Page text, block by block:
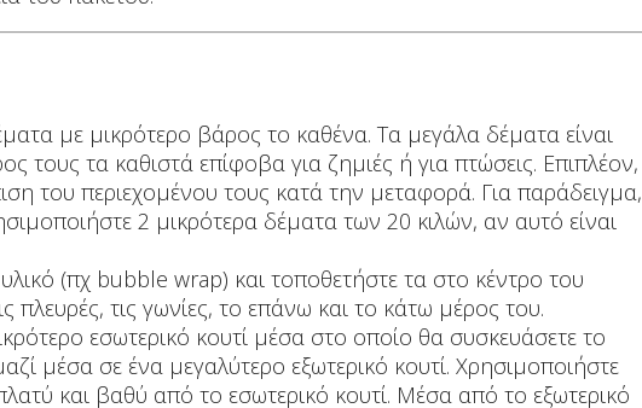
με μικρότερο βάρος το καθένα. Τα μεγάλα δέματα είναι
τα καθιστά επίφοβα για ζημιές ή για πτώσεις. Επιπλέον,
του περιεχομένου τους κατά την μεταφορά. Για παράδειγμα,
2 μικρότερα δέματα των 20 κιλών, αν αυτό είναι
(πχ bubble wrap) και τοποθετήστε τα στο κέντρο του
τις γωνίες, το επάνω και το κάτω μέρος του.
εσωτερικό κουτί μέσα στο οποίο θα συσκευάσετε το
μέσα σε ένα μεγαλύτερο εξωτερικό κουτί. Χρησιμοποιήστε
και βαθύ από το εσωτερικό κουτί. Μέσα από το εξωτερικό